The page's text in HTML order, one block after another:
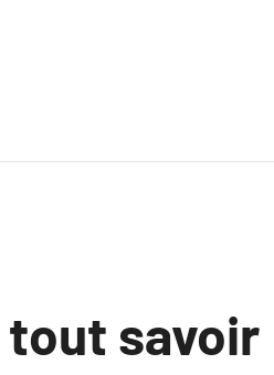
tout savoir